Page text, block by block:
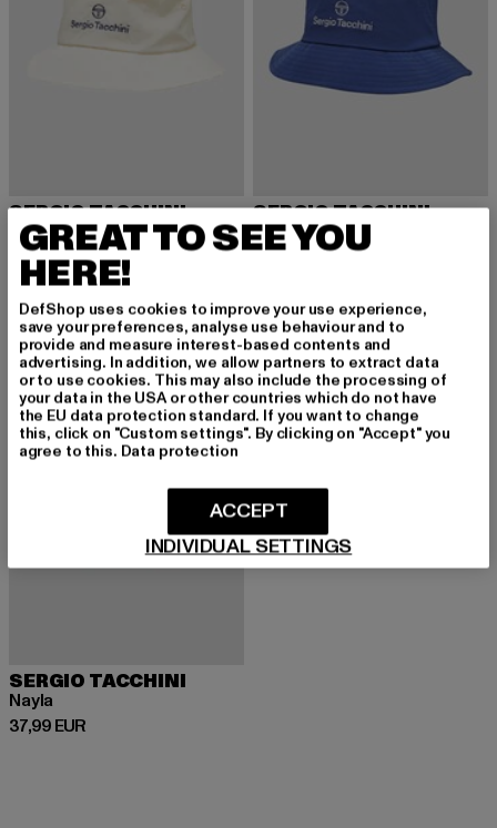
SERGIO TACCHINI
Nayla
37,99 EUR
Derzeitiger Preis: 37,99 EUR
SERGIO TACCHINI
Nayla Bucket Hat
37,99 EUR
Derzeitiger Preis: 37,99 EUR
SERGIO TACCHINI
Nayla
37,99 EUR
Derzeitiger Preis: 37,99 EUR
GREAT TO SEE YOU
HERE!
DefShop uses cookies to improve your use experience,
save your preferences, analyse use behaviour and to
provide and measure interest-based contents and
advertising. In addition, we allow partners to extract data
or to use cookies. This may also include the processing of
your data in the USA or other countries which do not have
the EU data protection standard. If you want to change
this, click on "Custom settings". By clicking on "Accept" you
agree to this. Data protection
INDIVIDUAL SETTINGS
ACCEPT